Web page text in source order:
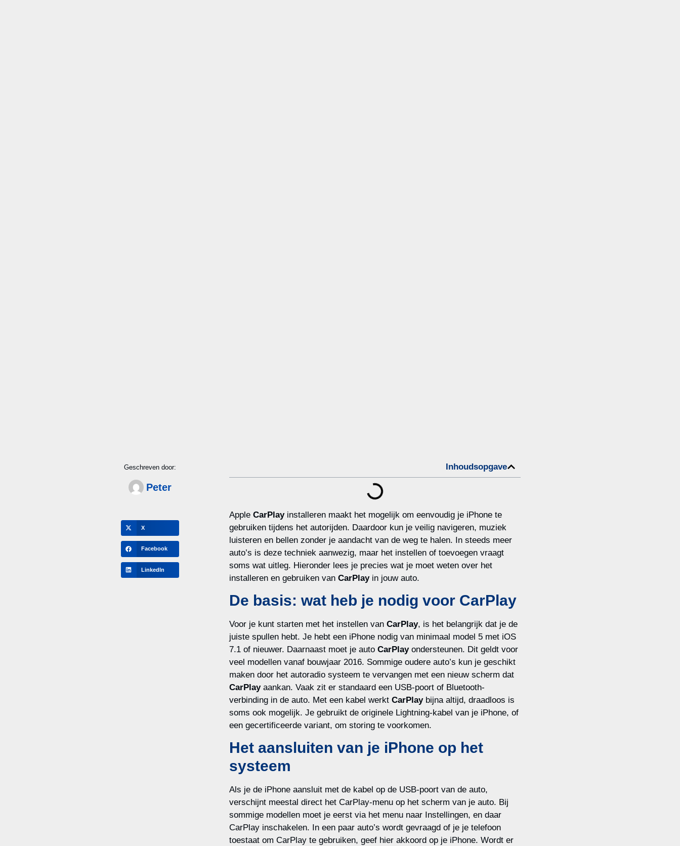
Geschreven door:
Peter
X
Facebook
LinkedIn
Inhoudsopgave
AppleCarPlayinstalleren maakt het mogelijk om eenvoudig je iPhone te
gebruiken tijdens het autorijden. Daardoor kun je veilig navigeren, muziek
luisteren en bellen zonder je aandacht van de weg te halen. In steeds meer
auto’s is deze techniek aanwezig, maar het instellen of toevoegen vraagt
soms wat uitleg. Hieronder lees je precies wat je moet weten over het
installeren en gebruiken vanCarPlayin jouw auto.
De basis: wat heb je nodig voor CarPlay
Voor je kunt starten met het instellen vanCarPlay, is het belangrijk dat je de
juiste spullen hebt. Je hebt een iPhone nodig van minimaal model 5 met iOS
7.1 of nieuwer. Daarnaast moet je autoCarPlayondersteunen. Dit geldt voor
veel modellen vanaf bouwjaar 2016. Sommige oudere auto’s kun je geschikt
maken door het autoradio systeem te vervangen met een nieuw scherm dat
CarPlayaankan. Vaak zit er standaard een USB-poort of Bluetooth-
verbinding in de auto. Met een kabel werktCarPlaybijna altijd, draadloos is
soms ook mogelijk. Je gebruikt de originele Lightning-kabel van je iPhone, of
een gecertificeerde variant, om storing te voorkomen.
Het aansluiten van je iPhone op het
systeem
Als je de iPhone aansluit met de kabel op de USB-poort van de auto,
verschijnt meestal direct het CarPlay-menu op het scherm van je auto. Bij
sommige modellen moet je eerst via het menu naar Instellingen, en daar
CarPlay inschakelen. In een paar auto’s wordt gevraagd of je je telefoon
toestaat om CarPlay te gebruiken, geef hier akkoord op je iPhone. Wordt er